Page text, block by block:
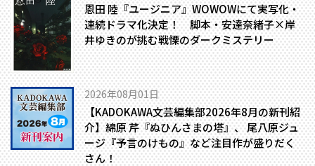
恩田 陸『ユージニア』WOWOWにて実写化・
連続ドラマ化決定！ 脚本・安達奈緒子×岸
井ゆきのが挑む戦慄のダークミステリー
2026年08月01日
【KADOKAWA文芸編集部2026年8月の新刊紹
介】綿原 芹『ぬひんさまの塔』、 尾八原ジュ
ージ『予言のけもの』など注目作が盛りだく
さん！